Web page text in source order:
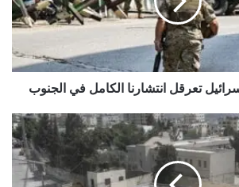
تعرقل انتشارنا الكامل في الجنوب